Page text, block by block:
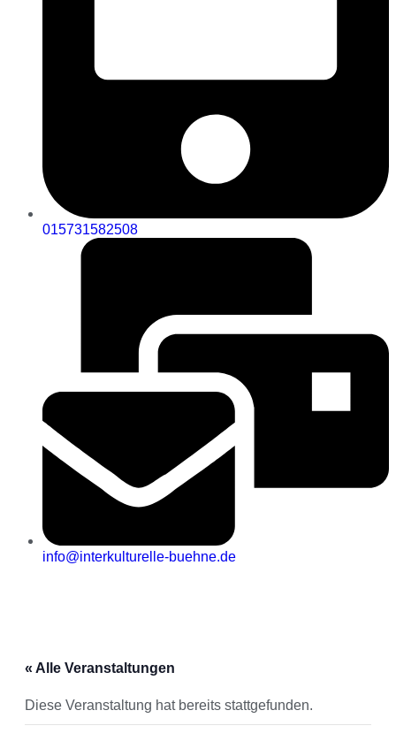
015731582508
info@interkulturelle-buehne.de
« Alle Veranstaltungen
Diese Veranstaltung hat bereits stattgefunden.